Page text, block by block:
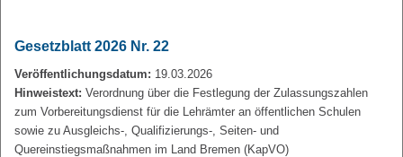
Gesetzblatt 2026 Nr. 22
Veröffentlichungsdatum: 19.03.2026
Hinweistext: Verordnung über die Festlegung der Zulassungszahlen
zum Vorbereitungsdienst für die Lehrämter an öffentlichen Schulen
sowie zu Ausgleichs-, Qualifizierungs-, Seiten- und
Quereinstiegsmaßnahmen im Land Bremen (KapVO)